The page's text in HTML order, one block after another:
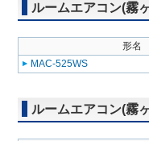
ルームエアコン(霧
形名
MAC-525WS
ルームエアコン(霧